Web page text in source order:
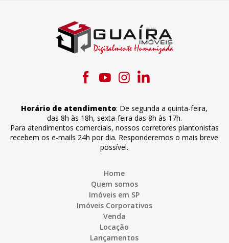
Horário de atendimento: De segunda a quinta-feira,
das 8h às 18h, sexta-feira das 8h às 17h.
Para atendimentos comerciais, nossos corretores plantonistas
recebem os e-mails 24h por dia. Responderemos o mais breve
possível.
Home
Quem somos
Imóveis em SP
Imóveis Corporativos
Venda
Locação
Lançamentos